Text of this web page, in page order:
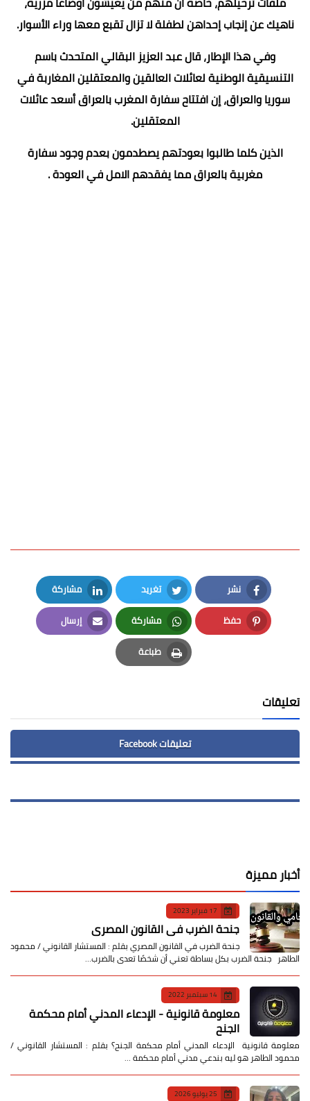
ناهيك عن إنجاب إحداهن لطفلة لا تزال تقبع معها وراء الأسوار.
وفي هذا الإطار، قال عبد العزيز البقالي المتحدث باسم
التنسيقية الوطنية لعائلات العالقين والمعتقلين المغاربة في
سوريا والعراق، إن افتتاح سفارة المغرب بالعراق أسعد عائلات
المعتقلين.
الذين كلما طالبوا بعودتهم يصطدمون بعدم وجود سفارة
مغربية بالعراق مما يفقدهم الامل في العودة .
نشر
Facebook
تغريد
Twitter
مشاركة
LinkedIn
حفظ
Pinterest
مشاركة
Whatsapp
إرسال
Email
طباعة
Print
تعليقات
تعليقات Facebook
أخبار مميزة
17 فبراير 2023
جنحة الضرب في القانون المصري
جنحة الضرب في القانون المصري بقلم : المستشار القانوني / محمود
الطاهر جنحة الضرب بكل بساطة تعني أن شخصًا تعدى بالضرب…
14 سبتمبر 2022
معلومة قانونية - الإدعاء المدني أمام محكمة
الجنح
معلومة قانونية الإدعاء المدني أمام محكمة الجنح؟ بقلم : المستشار القانوني /
محمود الطاهر هو ليه بندعي مدني أمام محكمة …
25 يوليو 2026